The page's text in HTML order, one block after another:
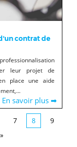
contrat de
leur projet de
place une aide
En savoir plus ➡
7 8
9
»